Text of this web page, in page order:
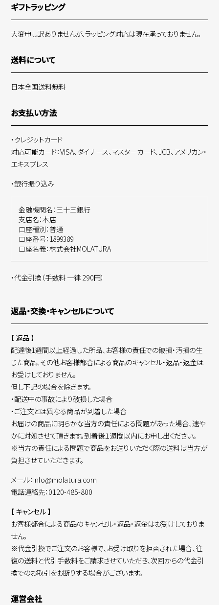
ギフトラッピング
大変申し訳ありませんが、ラッピング対応は現在承っておりません。
送料について
日本全国送料無料
お支払い方法
・クレジットカード
対応可能カード：VISA、ダイナース、マスターカード、JCB、アメリカン・
エキスプレス
・銀行振り込み
金融機関名：三十三銀行
支店名：本店
口座種別：普通
口座番号：1899389
口座名義：株式会社MOLATURA
・代金引換（手数料 一律 290円）
返品・交換・キャンセルについて
【 返品 】
配達後1週間以上経過した所品、お客様の責任での破損・汚損の生
じた商品、その他お客様都合による商品のキャンセル・返品・返金は
お受けしておりません。
但し下記の場合を除きます。
・配送中の事故により破損した場合
・ご注文とは異なる商品が到着した場合
お届けの商品に明らかな当方の責任による問題があった場合、速や
かに対処させて頂きます。到着後１週間以内にお申し出ください。
※当方の責任による問題で商品をお送りいただく際の送料は当方が
負担させていただきます。
メール：info@molatura.com
電話連絡先：0120-485-800
【 キャンセル 】
お客様都合による商品のキャンセル・返品・返金はお受けしておりま
せん。
※代金引換でご注文のお客様で、お受け取りを拒否された場合、往
復の送料と代引手数料をご請求させていただき、次回からの代金引
換でのお取引をお断りする場合がございます。
運営会社